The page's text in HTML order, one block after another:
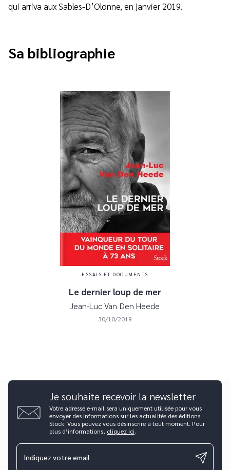
qui arriva aux Sables-D’Olonne, en janvier 2019.
Sa bibliographie
ESSAIS ET DOCUMENTS
Le dernier loup de mer
Jean-Luc Van Den Heede
30/10/2019
Je souhaite recevoir la newsletter
Votre adresse e-mail sera uniquement utilisée pour vous
envoyer des informations sur les actualités des éditions
Stock. Vous pouvez vous désinscrire à tout moment. Pour
plus d’informations, cliquez ici.
Indiquez votre email